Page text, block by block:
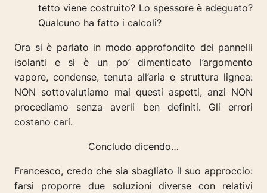
tetto viene costruito? Lo spessore è adeguato?
Qualcuno ha fatto i calcoli?
Ora si è parlato in modo approfondito dei pannelli
isolanti e si è un po’ dimenticato l’argomento
vapore, condense, tenuta all’aria e struttura lignea:
NON sottovalutiamo mai questi aspetti, anzi NON
procediamo senza averli ben definiti. Gli errori
costano cari.
Concludo dicendo…
Francesco, credo che sia sbagliato il suo approccio:
farsi proporre due soluzioni diverse con relativi